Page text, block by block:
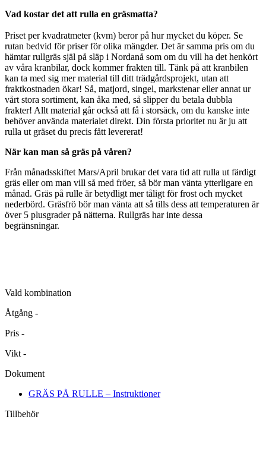
Vad kostar det att rulla en gräsmatta?
Priset per kvadratmeter (kvm) beror på hur mycket du köper. Se
rutan bedvid för priser för olika mängder. Det är samma pris om du
hämtar rullgräs själ på släp i Nordanå som om du vill ha det henkört
av våra kranbilar, dock kommer frakten till. Tänk på att kranbilen
kan ta med sig mer material till ditt trädgårdsprojekt, utan att
fraktkostnaden ökar! Så, matjord, singel, markstenar eller annat ur
vårt stora sortiment, kan åka med, så slipper du betala dubbla
frakter! Allt material går också att få i storsäck, om du kanske inte
behöver använda materialet direkt. Din första prioritet nu är ju att
rulla ut gräset du precis fått levererat!
När kan man så gräs på våren?
Från månadsskiftet Mars/April brukar det vara tid att rulla ut färdigt
gräs eller om man vill så med fröer, så bör man vänta ytterligare en
månad. Gräs på rulle är betydligt mer tåligt för frost och mycket
nederbörd. Gräsfrö bör man vänta att så tills dess att temperaturen är
över 5 plusgrader på nätterna. Rullgräs har inte dessa
begränsningar.
Vald kombination
Åtgång -
Pris -
Vikt -
Dokument
GRÄS PÅ RULLE – Instruktioner
Tillbehör